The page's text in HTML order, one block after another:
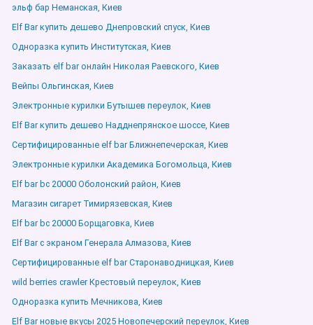
эльф бар Неманская, Киев
Elf Bar купить дешево Днепровский спуск, Киев
Одноразка купить Институтская, Киев
Заказать elf bar онлайн Николая Раевского, Киев
Вейпы Ольгинская, Киев
Электронные курилки Бутышев переулок, Киев
Elf Bar купить дешево Надднепрянское шоссе, Киев
Сертифицированные elf bar Ближнепечерская, Киев
Электронные курилки Академика Богомольца, Киев
Elf bar bc 20000 Оболонский район, Киев
Магазин сигарет Тимирязевская, Киев
Elf bar bc 20000 Борщаговка, Киев
Elf Bar с экраном Генерала Алмазова, Киев
Сертифицированные elf bar Старонаводницкая, Киев
wild berries crawler Крестовый переулок, Киев
Одноразка купить Мечникова, Киев
Elf Bar новые вкусы 2025 Новопечерский переулок, Киев